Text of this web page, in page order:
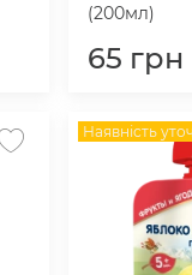
(200мл)
65 грн
Наявність